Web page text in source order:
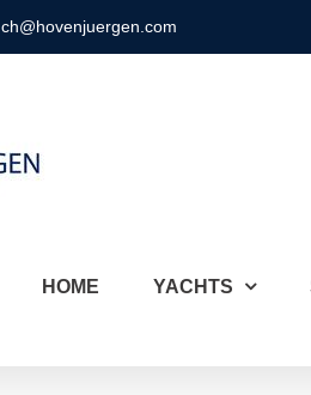
ch@hovenjuergen.com
HOME YACHTS